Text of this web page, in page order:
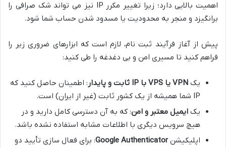
اهمیت بالایی دارد؛ زیرا تغییر مکرر IP نیز می تواند شک صرافی را
برانگیزد و منجر به محدودیت یا مسدود شدن حساب شما شود.
پیش از آغاز فرآیند ثبت نام، لازم است که ابزارهای ضروری زیر را
فراهم کنید تا مسیری امن و بی دغدغه را طی کنید:
یک VPN یا VPS با IP ثابت و پایدار
: اطمینان حاصل کنید که
IP شما همیشه از یک کشور ثابت (غیر از ایران) است.
یک ایمیل معتبر و امن: که به آن دسترسی کامل دارید و در
هیچ سرویس دیگری با اطلاعات مشابه استفاده نشده باشد.
اپلیکیشنGoogle Authenticator: برای فعال سازی تأیید دو